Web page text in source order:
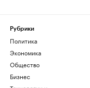
Рубрики
Политика
Экономика
Общество
Бизнес